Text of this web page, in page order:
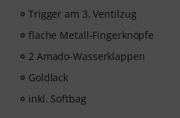
Trigger am 3. Ventilzug
flache Metall-Fingerknöpfe
2 Amado-Wasserklappen
Goldlack
inkl. Softbag